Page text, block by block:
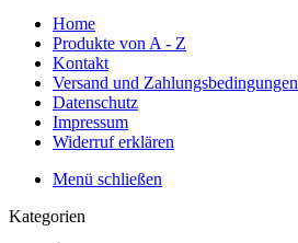
Home
Produkte von A - Z
Kontakt
Versand und Zahlungsbedingungen
Datenschutz
Impressum
Widerruf erklären
Menü schließen
Kategorien